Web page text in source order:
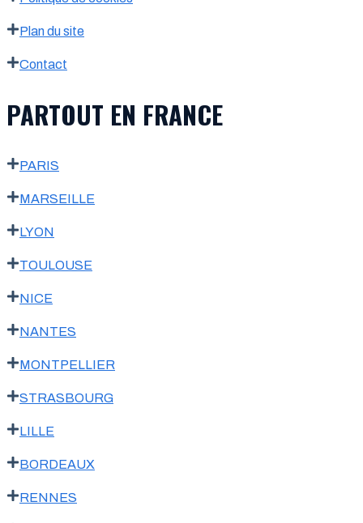
Plan du site
Contact
PARTOUT EN FRANCE
PARIS
MARSEILLE
LYON
TOULOUSE
NICE
NANTES
MONTPELLIER
STRASBOURG
LILLE
BORDEAUX
RENNES